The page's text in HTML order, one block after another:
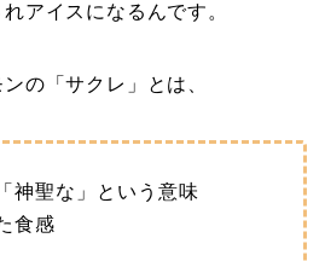
アイスになるんです。
の「サクレ」とは、
神聖な」という意味
食感